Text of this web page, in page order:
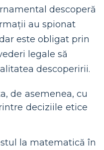
descoperă
au spionat
este obligat prin
legale să
descoperirii.
de asemenea, cu
deciziile etice
la matematică în